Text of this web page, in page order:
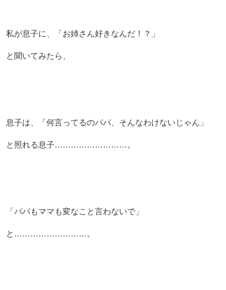
私が息子に、「お姉さん好きなんだ！？」
と聞いてみたら、
息子は、「何言ってるのパパ、そんなわけないじゃん」
と照れる息子………………………。
「パパもママも変なこと言わないで」
と………………………。